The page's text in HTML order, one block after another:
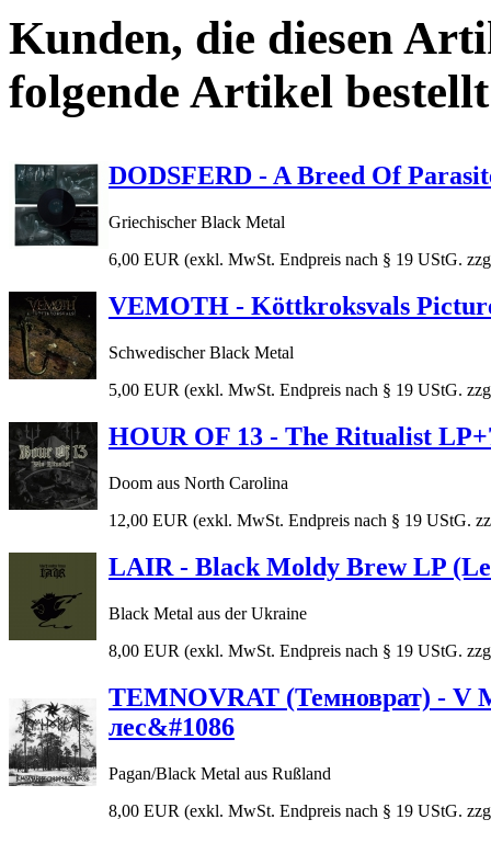
Kunden, die diesen
folgende Artikel
DODSFERD - A Breed Of
Griechischer Black Metal
6,00 EUR (exkl. MwSt. Endpreis nach § 19 UStG.
VEMOTH - Köttkroksvals
Schwedischer Black Metal
5,00 EUR (exkl. MwSt. Endpreis nach § 19 UStG.
HOUR OF 13 - The Ritualist
Doom aus North Carolina
12,00 EUR (exkl. MwSt. Endpreis nach § 19 UStG.
LAIR - Black Moldy Brew LP
Black Metal aus der Ukraine
8,00 EUR (exkl. MwSt. Endpreis nach § 19 UStG.
TEMNOVRAT (Темноврат) - V
лес&#1086
Pagan/Black Metal aus Rußland
8,00 EUR (exkl. MwSt. Endpreis nach § 19 UStG.